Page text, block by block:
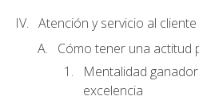
Atención y servicio al cliente
Cómo tener una
Mentalidad
excelencia